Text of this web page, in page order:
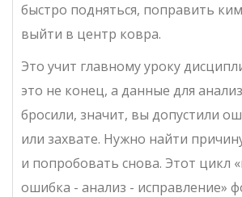
быстро подняться, поправить
выйти в центр ковра.
Это учит главному уроку
это не конец, а данные для
бросили, значит, вы допустили
или захвате. Нужно найти
и попробовать снова. Этот цикл
ошибка - анализ - исправление»